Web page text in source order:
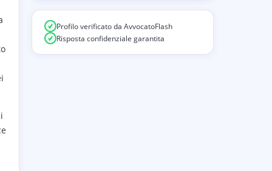
Profilo verificato da AvvocatoFlash
Risposta confidenziale garantita